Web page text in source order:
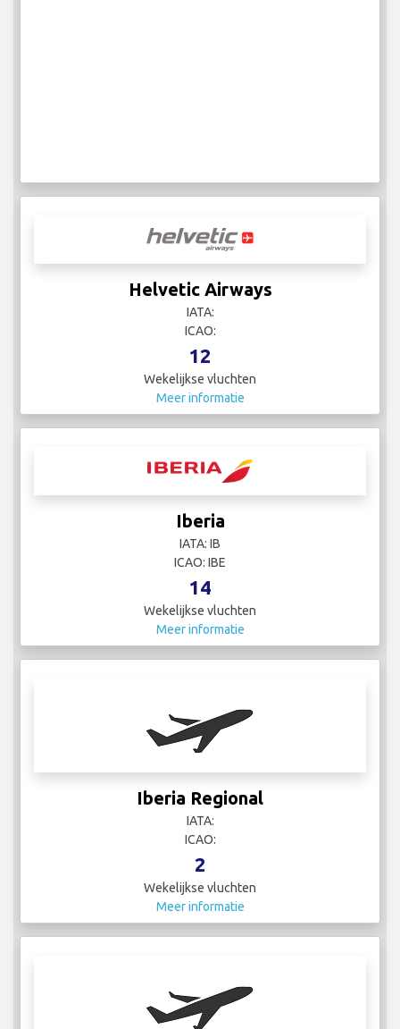
Helvetic Airways
IATA:
ICAO:
12
Wekelijkse vluchten
Meer informatie
Iberia
IATA: IB
ICAO: IBE
14
Wekelijkse vluchten
Meer informatie
Iberia Regional
IATA:
ICAO:
2
Wekelijkse vluchten
Meer informatie